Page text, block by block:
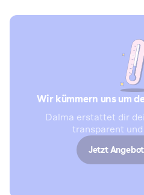
Wir kümmern uns um
Dalma erstattet dir
transparent und
Jetzt